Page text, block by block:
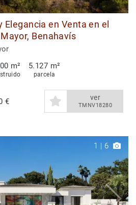
en Venta en el
Benahavís
m² 5.127 m²
parcela
€ ver
TMNV18280
1 6